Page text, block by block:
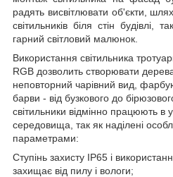
радять висвітлювати об'єкти,
світильників біля стін будівлі,
гарний світловий малюнок.
Використання світильника
RGB дозволить створювати
неповторний чарівний вид,
барви - від бузкового до
світильники відмінно працюють в
середовища, так як наділені
параметрами:
Ступінь захисту IP65 і
захищає від пилу і вологи;